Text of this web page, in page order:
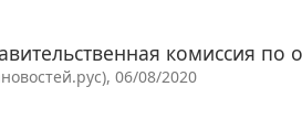
комиссия по
06/08/2020